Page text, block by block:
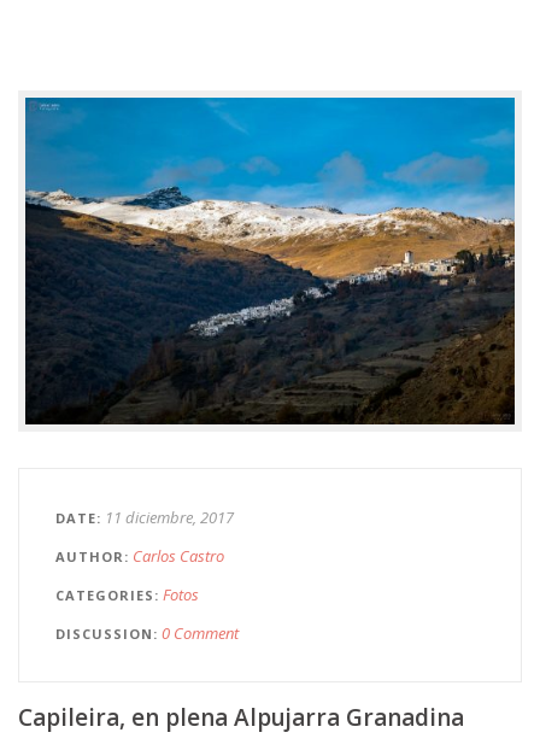
DATE 11 diciembre, 2017
AUTHOR Carlos Castro
CATEGORIES Fotos
DISCUSSION 0 Comment
Capileira, en plena Alpujarra Granadina